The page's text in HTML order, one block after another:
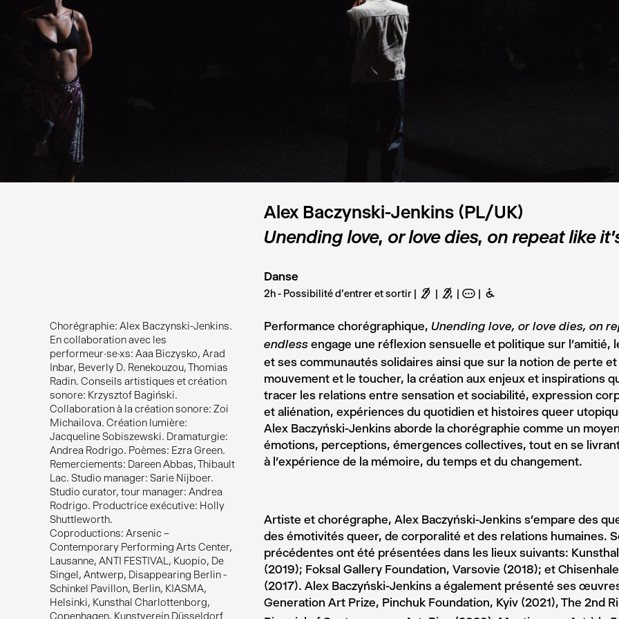
Alex Baczynski-Jenkins (PL/UK)
Unending love, or love dies, on repeat like
Danse
2h - Possibilité d'entrer et sortir F G A B
Chorégraphie: Alex Baczynski-Jenkins.
En collaboration avec les
performeur·se·xs: Aaa Biczysko, Arad
Inbar, Beverly D. Renekouzou, Thomias
Radin. Conseils artistiques et création
sonore: Krzysztof Bagiński.
Collaboration à la création sonore: Zoi
Michailova. Création lumière:
Jacqueline Sobiszewski. Dramaturgie:
Andrea Rodrigo. Poèmes: Ezra Green.
Remerciements: Dareen Abbas, Thibault
Lac. Studio manager: Sarie Nijboer.
Studio curator, tour manager: Andrea
Rodrigo. Productrice exécutive: Holly
Shuttleworth.
Coproductions: Arsenic –
Contemporary Performing Arts Center,
Lausanne, ANTI FESTIVAL, Kuopio, De
Singel, Antwerp, Disappearing Berlin -
Schinkel Pavillon, Berlin, KIASMA,
Helsinki, Kunsthal Charlottenborg,
Copenhagen, Kunstverein Düsseldorf
Performance chorégraphique, Unending love, or love dies, on
endless engage une réflexion sensuelle et politique sur l’amitié,
et ses communautés solidaires ainsi que sur la notion de perte
mouvement et le toucher, la création aux enjeux et inspirations
tracer les relations entre sensation et sociabilité, expression
et aliénation, expériences du quotidien et histoires queer
Alex Baczyński-Jenkins aborde la chorégraphie comme un
émotions, perceptions, émergences collectives, tout en se
à l’expérience de la mémoire, du temps et du changement.
Artiste et chorégraphe, Alex Baczyński-Jenkins s’empare des
des émotivités queer, de corporalité et des relations humaines.
précédentes ont été présentées dans les lieux suivants:
(2019); Foksal Gallery Foundation, Varsovie (2018); et
(2017). Alex Baczyński-Jenkins a également présenté ses
Generation Art Prize, Pinchuk Foundation, Kyiv (2021), The 2nd